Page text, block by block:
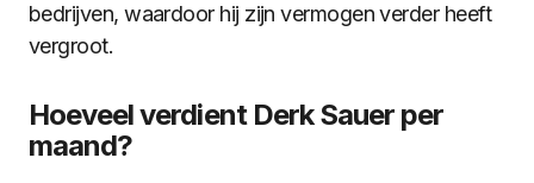
bedrijven, waardoor hij zijn vermogen verder heeft
vergroot.
Hoeveel verdient Derk Sauer per
maand?